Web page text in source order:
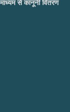
से कानूनी वितरण